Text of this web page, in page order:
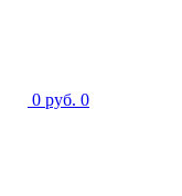
0 руб. 0